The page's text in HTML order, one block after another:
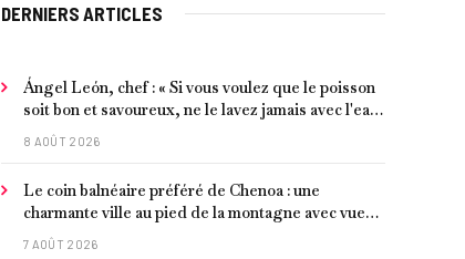
DERNIERS ARTICLES
Ángel León, chef : « Si vous voulez que le poisson
soit bon et savoureux, ne le lavez jamais avec l'eau
du robinet »
8 AOÛT 2026
Le coin balnéaire préféré de Chenoa : une
charmante ville au pied de la montagne avec vue
sur la Méditerranée, bon poisson et criques
7 AOÛT 2026